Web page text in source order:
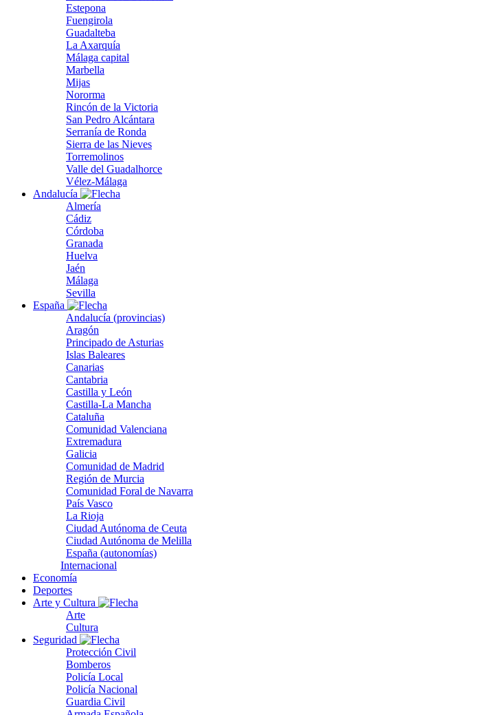
Estepona
Fuengirola
Guadalteba
La Axarquía
Málaga capital
Marbella
Mijas
Nororma
Rincón de la Victoria
San Pedro Alcántara
Serranía de Ronda
Sierra de las Nieves
Torremolinos
Valle del Guadalhorce
Vélez-Málaga
Andalucía
Almería
Cádiz
Córdoba
Granada
Huelva
Jaén
Málaga
Sevilla
España
Andalucía (provincias)
Aragón
Principado de Asturias
Islas Baleares
Canarias
Cantabria
Castilla y León
Castilla-La Mancha
Cataluña
Comunidad Valenciana
Extremadura
Galicia
Comunidad de Madrid
Región de Murcia
Comunidad Foral de Navarra
País Vasco
La Rioja
Ciudad Autónoma de Ceuta
Ciudad Autónoma de Melilla
España (autonomías)
Internacional
Economía
Deportes
Arte y Cultura
Arte
Cultura
Seguridad
Protección Civil
Bomberos
Policía Local
Policía Nacional
Guardia Civil